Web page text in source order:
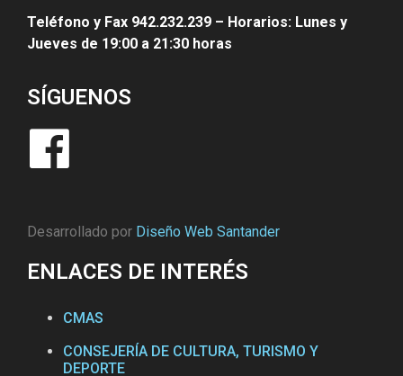
Teléfono y Fax 942.232.239 – Horarios: Lunes y
Jueves de 19:00 a 21:30 horas
SÍGUENOS
Desarrollado por Diseño Web Santander
ENLACES DE INTERÉS
CMAS
CONSEJERÍA DE CULTURA, TURISMO Y
DEPORTE